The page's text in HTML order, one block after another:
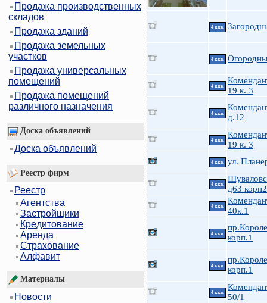
Продажа производственных
складов
Продажа зданий
Продажа земельных
участков
Продажа универсальных
помещений
Продажа помещений
различного назначения
Доска объявлений
Доска объявлений
Реестр фирм
Реестр
Агентства
Застройщики
Кредитование
Аренда
Страхование
Алфавит
Материалы
Новости
4 ккв.
4 ккв.
4 ккв.
19 к. 3
4 ккв.
д.12
4 ккв.
19 к. 3
4 ккв. ул.
4 ккв.
д63 корп2
4 ккв.
40к.1
4 ккв.
корп.1
4 ккв.
корп.1
4 ккв.
50/1